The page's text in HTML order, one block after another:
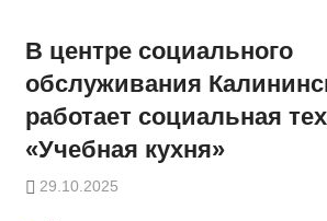
В центре социального
обслуживания
работает социальная
«Учебная кухня»
29.10.2025